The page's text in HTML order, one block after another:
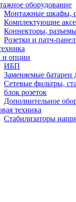
оборудование
Монтажные шкафы,
Комплектующие
Коннекторы,
Розетки и патч-
опции
ИБП
Заменяемые
Сетевые фильтры,
блок розеток
Дополнительное
техника
Стабилизаторы